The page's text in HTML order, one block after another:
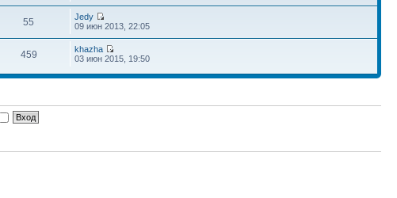
55
Jedy
09 июн 2013, 22:05
459
khazha
03 июн 2015, 19:50